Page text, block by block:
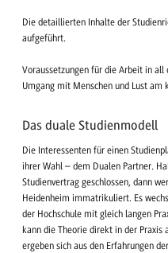
Die detaillierten Inhalte der
aufgeführt.
Voraussetzungen für die Arbeit in all
Umgang mit Menschen und Lust am
Das duale Studienmodell
Die Interessenten für einen
ihrer Wahl – dem Dualen Partner.
Studienvertrag geschlossen, dann
Heidenheim immatrikuliert. Es
der Hochschule mit gleich langen
kann die Theorie direkt in der
ergeben sich aus den Erfahrungen